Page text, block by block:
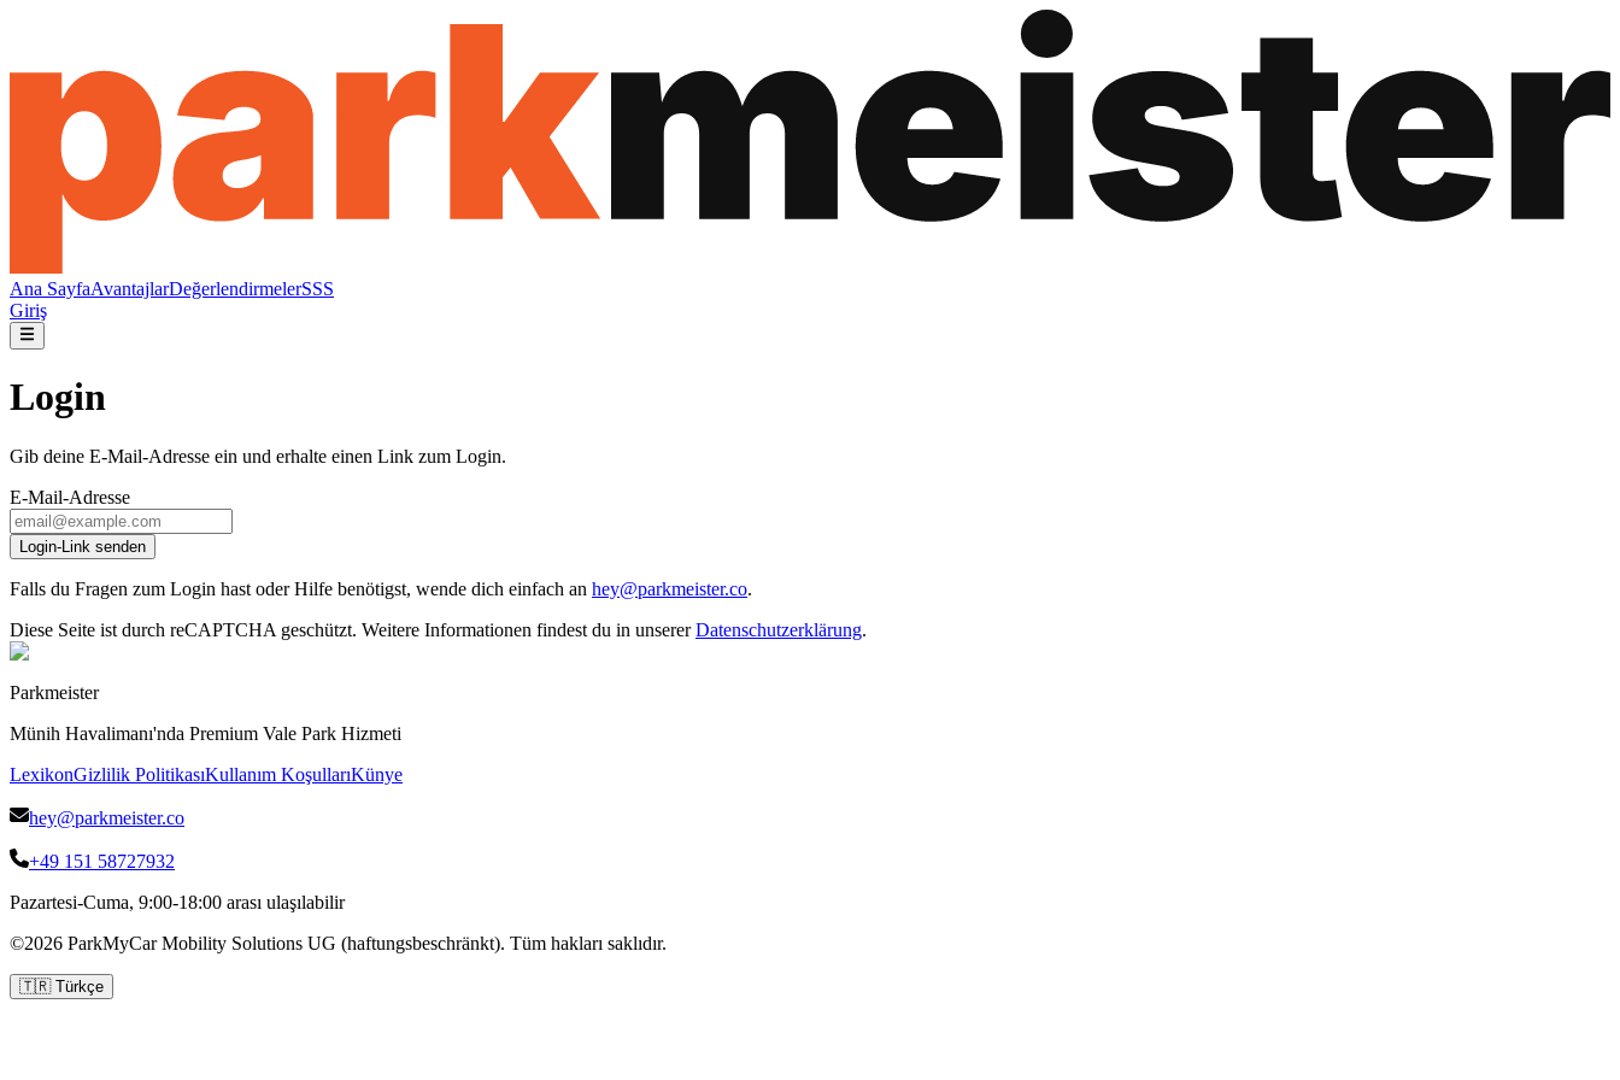
Ana SayfaAvantajlarDeğerlendirmelerSSS
Giriş
Login
Gib deine E-Mail-Adresse ein und erhalte einen Link zum Login.
E-Mail-Adresse
Login-Link senden
Falls du Fragen zum Login hast oder Hilfe benötigst, wende dich einfach an hey@parkmeister.co.
Diese Seite ist durch reCAPTCHA geschützt. Weitere Informationen findest du in unserer Datenschutzerklärung.
Parkmeister
Münih Havalimanı'nda Premium Vale Park Hizmeti
LexikonGizlilik PolitikasıKullanım KoşullarıKünye
hey@parkmeister.co
+49 151 58727932
Pazartesi-Cuma, 9:00-18:00 arası ulaşılabilir
©2026 ParkMyCar Mobility Solutions UG (haftungsbeschränkt). Tüm hakları saklıdır.
🇹🇷 Türkçe